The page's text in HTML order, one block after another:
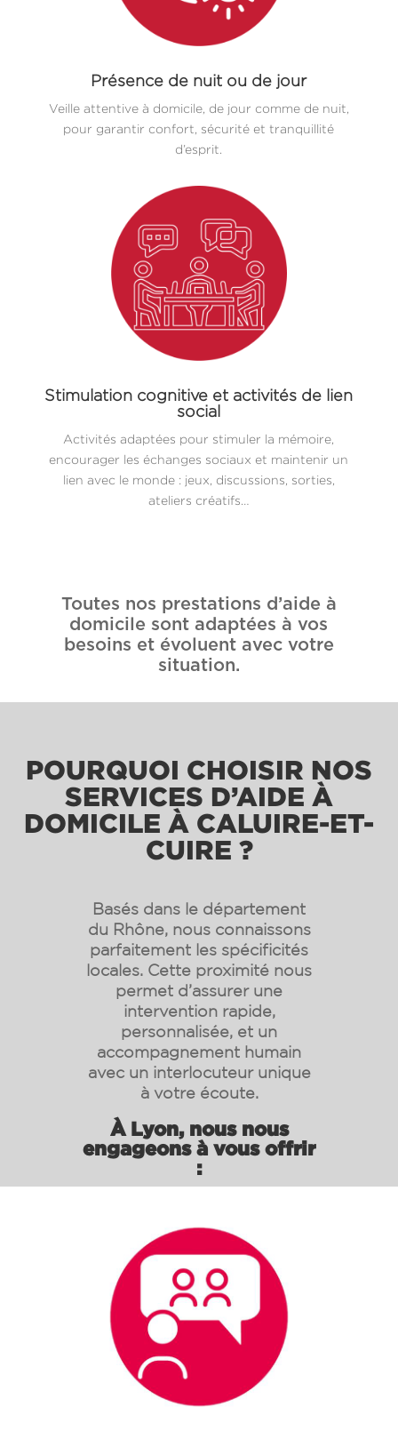
Présence de nuit ou de jour
Veille attentive à domicile, de jour comme de nuit,
pour garantir confort, sécurité et tranquillité
d’esprit.
Stimulation cognitive et activités de lien
social
Activités adaptées pour stimuler la mémoire,
encourager les échanges sociaux et maintenir un
lien avec le monde : jeux, discussions, sorties,
ateliers créatifs…
Toutes nos prestations d’aide à
domicile sont adaptées à vos
besoins et évoluent avec votre
situation.
POURQUOI CHOISIR NOS
SERVICES D’AIDE À
DOMICILE À CALUIRE-ET-
CUIRE ?
Basés dans le département
du Rhône, nous connaissons
parfaitement les spécificités
locales. Cette proximité nous
permet d’assurer une
intervention rapide,
personnalisée, et un
accompagnement humain
avec un interlocuteur unique
à votre écoute.
À Lyon, nous nous
engageons à vous offrir
: